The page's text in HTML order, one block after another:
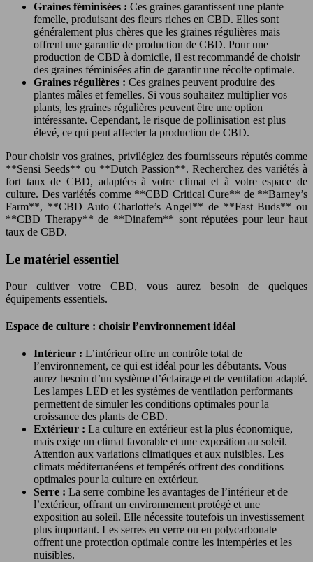
Graines féminisées : Ces graines garantissent une plante
femelle, produisant des fleurs riches en CBD. Elles sont
généralement plus chères que les graines régulières mais
offrent une garantie de production de CBD. Pour une
production de CBD à domicile, il est recommandé de choisir
des graines féminisées afin de garantir une récolte optimale.
Graines régulières : Ces graines peuvent produire des
plantes mâles et femelles. Si vous souhaitez multiplier vos
plants, les graines régulières peuvent être une option
intéressante. Cependant, le risque de pollinisation est plus
élevé, ce qui peut affecter la production de CBD.
Pour choisir vos graines, privilégiez des fournisseurs réputés comme
**Sensi Seeds** ou **Dutch Passion**. Recherchez des variétés à
fort taux de CBD, adaptées à votre climat et à votre espace de
culture. Des variétés comme **CBD Critical Cure** de **Barney’s
Farm**, **CBD Auto Charlotte’s Angel** de **Fast Buds** ou
**CBD Therapy** de **Dinafem** sont réputées pour leur haut
taux de CBD.
Le matériel essentiel
Pour cultiver votre CBD, vous aurez besoin de quelques
équipements essentiels.
Espace de culture : choisir l’environnement idéal
Intérieur : L’intérieur offre un contrôle total de
l’environnement, ce qui est idéal pour les débutants. Vous
aurez besoin d’un système d’éclairage et de ventilation adapté.
Les lampes LED et les systèmes de ventilation performants
permettent de simuler les conditions optimales pour la
croissance des plants de CBD.
Extérieur : La culture en extérieur est la plus économique,
mais exige un climat favorable et une exposition au soleil.
Attention aux variations climatiques et aux nuisibles. Les
climats méditerranéens et tempérés offrent des conditions
optimales pour la culture en extérieur.
Serre : La serre combine les avantages de l’intérieur et de
l’extérieur, offrant un environnement protégé et une
exposition au soleil. Elle nécessite toutefois un investissement
plus important. Les serres en verre ou en polycarbonate
offrent une protection optimale contre les intempéries et les
nuisibles.